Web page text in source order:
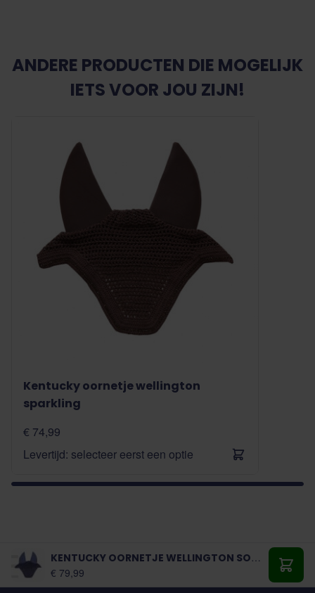
ANDERE PRODUCTEN DIE MOGELIJK
IETS VOOR JOU ZIJN!
Kentucky oornetje wellington
sparkling
€ 74,99
Levertijd: selecteer eerst een optie
KENTUCKY OORNETJE WELLINGTON SOUNDLESS SPARKLING
Vanaf:
€ 79,99